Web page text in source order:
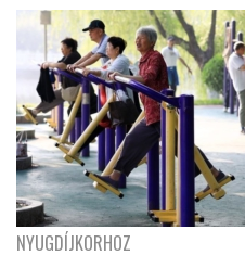
NYUGDÍJKORHOZ